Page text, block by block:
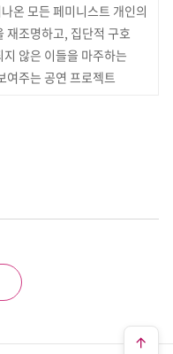
온 모든 페미니스트 개인의
재조명하고, 집단적 구호
않은 이들을 마주하는
여주는 공연 프로젝트